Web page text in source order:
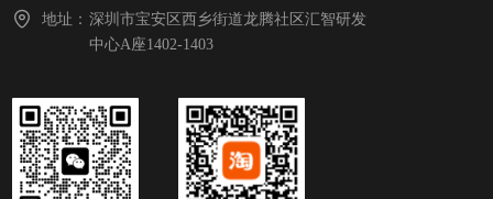
地址： 深圳市宝安区西乡街道龙腾社区汇智研发
中心A座1402-1403